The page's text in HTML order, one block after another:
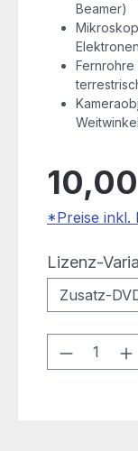
Beamer)
Fernrohre
*Preise inkl.
Lizenz-
Produkt